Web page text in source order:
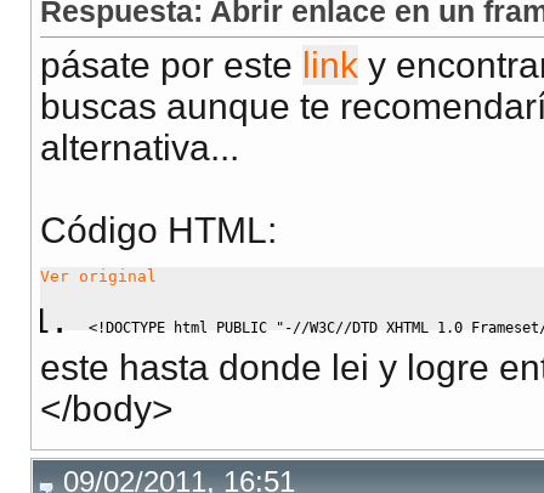
Respuesta: Abrir enlace en un
pásate por este link y
buscas aunque te
alternativa...
Código HTML:
Ver original
<!DOCTYPE html PUBLIC "-//W3C//DTD XHTML 1.0
este hasta donde lei y logre
</body>
09/02/2011, 16:51